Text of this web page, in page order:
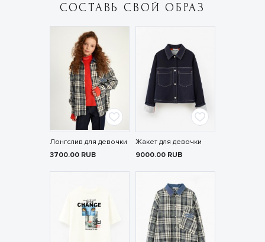
СОСТАВЬ СВОЙ ОБРАЗ
Лонгслив для девочки
3700.00 RUB
Жакет для девочки
9000.00 RUB